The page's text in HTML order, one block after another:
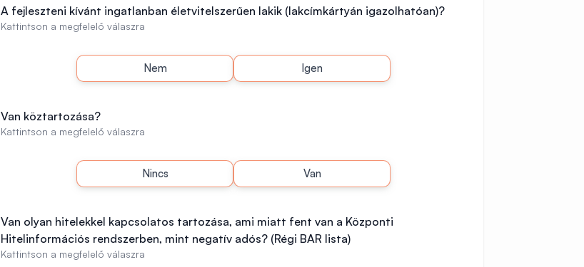
A fejleszteni kívánt ingatlanban életvitelszerűen lakik (lakcímkártyán igazolhatóan)?
Kattintson a megfelelő válaszra
Nem Igen
Van köztartozása?
Kattintson a megfelelő válaszra
Nincs Van
Van olyan hitelekkel kapcsolatos tartozása, ami miatt fent van a Központi
Hitelinformációs rendszerben, mint negatív adós? (Régi BAR lista)
Kattintson a megfelelő válaszra